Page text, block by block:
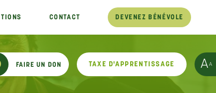
CONTACT DEVENEZ BÉNÉVOLE
FAIRE UN DON TAXE D'APPRENTISSAGE AA